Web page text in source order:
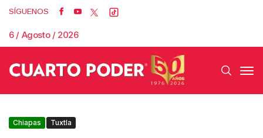
SÍGUENOS
6 / Agosto / 2026
Chiapas Tuxtla